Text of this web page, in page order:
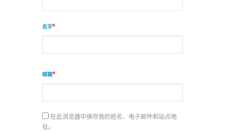
名字
邮箱
在此浏览器中保存我的姓名、电子邮件和站点地
址。